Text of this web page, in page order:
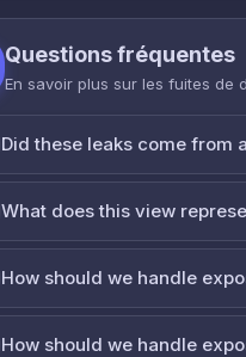
Questions fréquentes
En savoir plus sur les fuites de
Did these leaks come from
What does this view
How should we handle
How should we handle